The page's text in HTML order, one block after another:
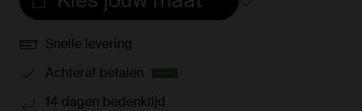
Snelle levering
Achteraf betalen
14 dagen bedenktijd